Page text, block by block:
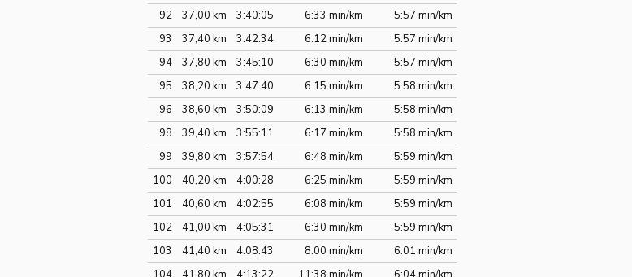
92
37,00 km 3:40:05 6:33 min/km
5:57 min/km
93
37,40 km 3:42:34 6:12 min/km
5:57 min/km
94
37,80 km 3:45:10 6:30 min/km
5:57 min/km
95
38,20 km 3:47:40 6:15 min/km
5:58 min/km
96
38,60 km 3:50:09 6:13 min/km
5:58 min/km
98
39,40 km 3:55:11 6:17 min/km
5:58 min/km
99
39,80 km 3:57:54 6:48 min/km
5:59 min/km
100
40,20 km 4:00:28 6:25 min/km
5:59 min/km
101
40,60 km 4:02:55 6:08 min/km
5:59 min/km
102
41,00 km 4:05:31 6:30 min/km
5:59 min/km
103
41,40 km 4:08:43 8:00 min/km
6:01 min/km